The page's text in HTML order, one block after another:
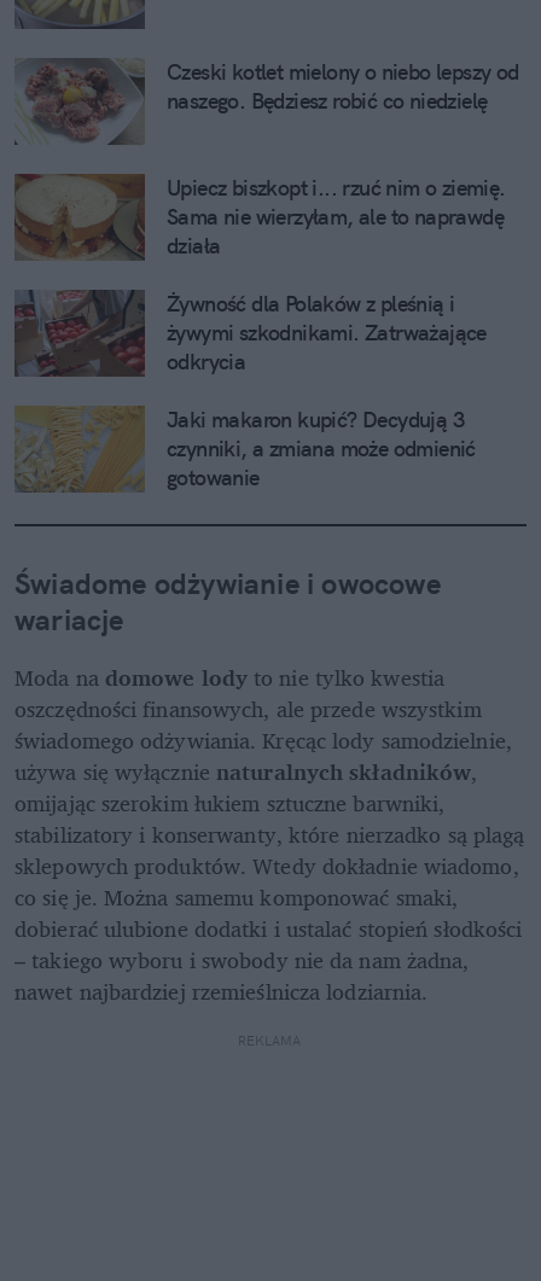
Czeski kotlet mielony o niebo lepszy od
naszego. Będziesz robić co niedzielę
Upiecz biszkopt i... rzuć nim o ziemię.
Sama nie wierzyłam, ale to naprawdę
działa
Żywność dla Polaków z pleśnią i
żywymi szkodnikami. Zatrważające
odkrycia
Jaki makaron kupić? Decydują 3
czynniki, a zmiana może odmienić
gotowanie
Świadome odżywianie i owocowe
wariacje
Moda na domowe lody to nie tylko kwestia
oszczędności finansowych, ale przede wszystkim
świadomego odżywiania. Kręcąc lody samodzielnie,
używa się wyłącznie naturalnych składników,
omijając szerokim łukiem sztuczne barwniki,
stabilizatory i konserwanty, które nierzadko są plagą
sklepowych produktów. Wtedy dokładnie wiadomo,
co się je. Można samemu komponować smaki,
dobierać ulubione dodatki i ustalać stopień słodkości
– takiego wyboru i swobody nie da nam żadna,
nawet najbardziej rzemieślnicza lodziarnia.
REKLAMA